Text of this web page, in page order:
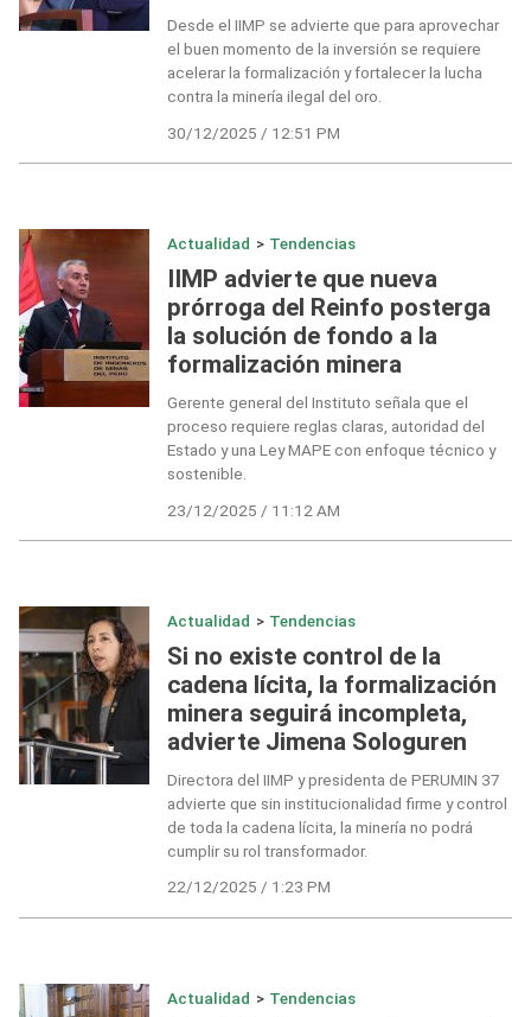
Desde el IIMP se advierte que para aprovechar
el buen momento de la inversión se requiere
acelerar la formalización y fortalecer la lucha
contra la minería ilegal del oro.
30/12/2025 / 12:51 PM
Actualidad > Tendencias
IIMP advierte que nueva
prórroga del Reinfo posterga
la solución de fondo a la
formalización minera
Gerente general del Instituto señala que el
proceso requiere reglas claras, autoridad del
Estado y una Ley MAPE con enfoque técnico y
sostenible.
23/12/2025 / 11:12 AM
Actualidad > Tendencias
Si no existe control de la
cadena lícita, la formalización
minera seguirá incompleta,
advierte Jimena Sologuren
Directora del IIMP y presidenta de PERUMIN 37
advierte que sin institucionalidad firme y control
de toda la cadena lícita, la minería no podrá
cumplir su rol transformador.
22/12/2025 / 1:23 PM
Actualidad > Tendencias